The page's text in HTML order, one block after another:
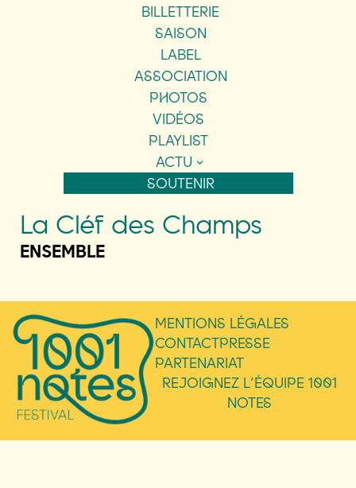
BILLETTERIE
SAISON
LABEL
ASSOCIATION
PHOTOS
VIDÉOS
PLAYLIST
ACTU
SOUTENIR
La Cléf des Champs
ENSEMBLE
MENTIONS LÉGALES
CONTACTPRESSE
PARTENARIAT
REJOIGNEZ L’ÉQUIPE 1001
NOTES